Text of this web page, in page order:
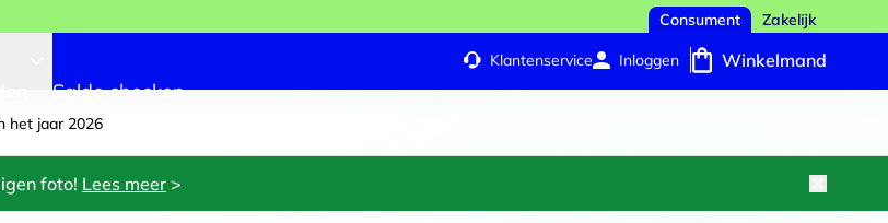
Consument Zakelijk
Saldo checken
Klantenservice Inloggen Winkelmand
het jaar 2026
foto! Lees meer >